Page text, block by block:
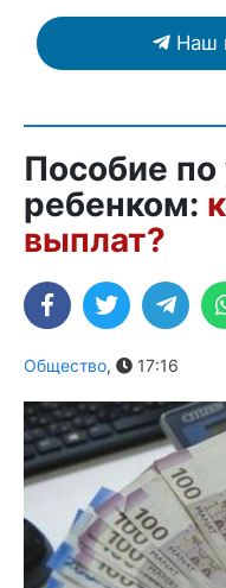
Наш
Пособие по
ребенком:
выплат?
Общество, 17:16